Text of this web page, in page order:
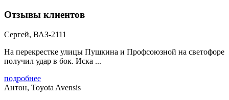
Отзывы клиентов
Сергей, ВАЗ-2111
На перекрестке улицы Пушкина и Профсоюзной на светофоре
получил удар в бок. Иска ...
подробнее
Антон, Toyota Avensis